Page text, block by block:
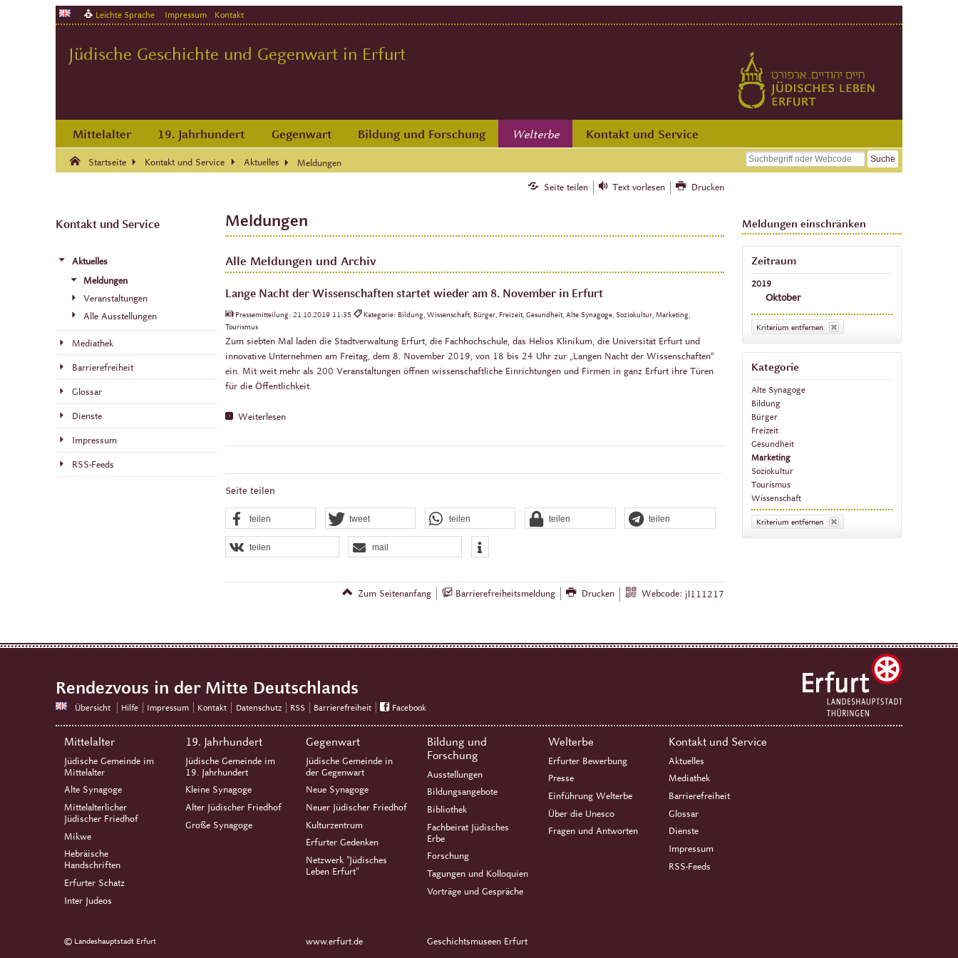
Leichte Sprache Impressum Kontakt
Jüdische Geschichte und Gegenwart in Erfurt
Mittelalter 19. Jahrhundert Gegenwart Bildung und Forschung Welterbe Kontakt und Service
Startseite Kontakt und Service Aktuelles Meldungen
Seite teilen Text vorlesen Drucken
Meldungen
Alle Meldungen und Archiv
Lange Nacht der Wissenschaften startet wieder am 8. November in Erfurt
Pressemitteilung: 21.10.2019 11:35
Kategorie: Bildung, Wissenschaft, Bürger, Freizeit, Gesundheit, Alte Synagoge, Soziokultur, Marketing,
Tourismus
Zum siebten Mal laden die Stadtverwaltung Erfurt, die Fachhochschule, das Helios Klinikum, die Universität Erfurt und
innovative Unternehmen am Freitag, dem 8. November 2019, von 18 bis 24 Uhr zur „Langen Nacht der Wissenschaften“
ein. Mit weit mehr als 200 Veranstaltungen öffnen wissenschaftliche Einrichtungen und Firmen in ganz Erfurt ihre Türen
für die Öffentlichkeit.
Weiterlesen
Seite teilen
teilen tweet teilen teilen teilen
teilen mail
Zum Seitenanfang Barrierefreiheitsmeldung Drucken Webcode: jl111217
Meldungen einschränken
Zeitraum
2019
Oktober
Kriterium entfernen
Kategorie
Alte Synagoge
Bildung
Bürger
Freizeit
Gesundheit
Marketing
Soziokultur
Tourismus
Wissenschaft
Kriterium entfernen
Kontakt und Service
Aktuelles
Meldungen
Veranstaltungen
Alle Ausstellungen
Mediathek
Barrierefreiheit
Glossar
Dienste
Impressum
RSS-Feeds
Rendezvous in der Mitte Deutschlands
Übersicht Hilfe Impressum Kontakt Datenschutz RSS Barrierefreiheit Facebook
Mittelalter
Jüdische Gemeinde im
Mittelalter
Alte Synagoge
Mittelalterlicher
Jüdischer Friedhof
Mikwe
Hebräische
Handschriften
Erfurter Schatz
Inter Judeos
19. Jahrhundert
Jüdische Gemeinde im
19. Jahrhundert
Kleine Synagoge
Alter Jüdischer Friedhof
Große Synagoge
Gegenwart
Jüdische Gemeinde in
der Gegenwart
Neue Synagoge
Neuer Jüdischer Friedhof
Kulturzentrum
Erfurter Gedenken
Netzwerk "Jüdisches
Leben Erfurt"
Bildung und
Forschung
Ausstellungen
Bildungsangebote
Bibliothek
Fachbeirat Jüdisches
Erbe
Forschung
Tagungen und Kolloquien
Vorträge und Gespräche
Welterbe
Erfurter Bewerbung
Presse
Einführung Welterbe
Über die Unesco
Fragen und Antworten
Kontakt und Service
Aktuelles
Mediathek
Barrierefreiheit
Glossar
Dienste
Impressum
RSS-Feeds
© Landeshauptstadt Erfurt www.erfurt.de Geschichtsmuseen Erfurt